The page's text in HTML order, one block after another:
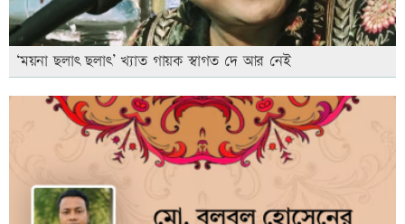
‘ময়না ছলাৎ ছলাৎ’ খ্যাত গায়ক স্বাগত দে আর নেই